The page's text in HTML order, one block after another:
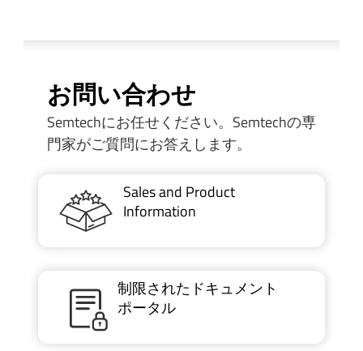
お問い合わせ
Semtechにお任せください。Semtechの専
門家がご質問にお答えします。
Sales and Product
Information
制限されたドキュメント
ポータル